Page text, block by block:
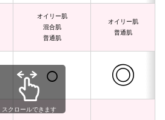
オイリー肌
混合肌
普通肌
オイリー肌
普通肌
○ ◎
スクロールできます